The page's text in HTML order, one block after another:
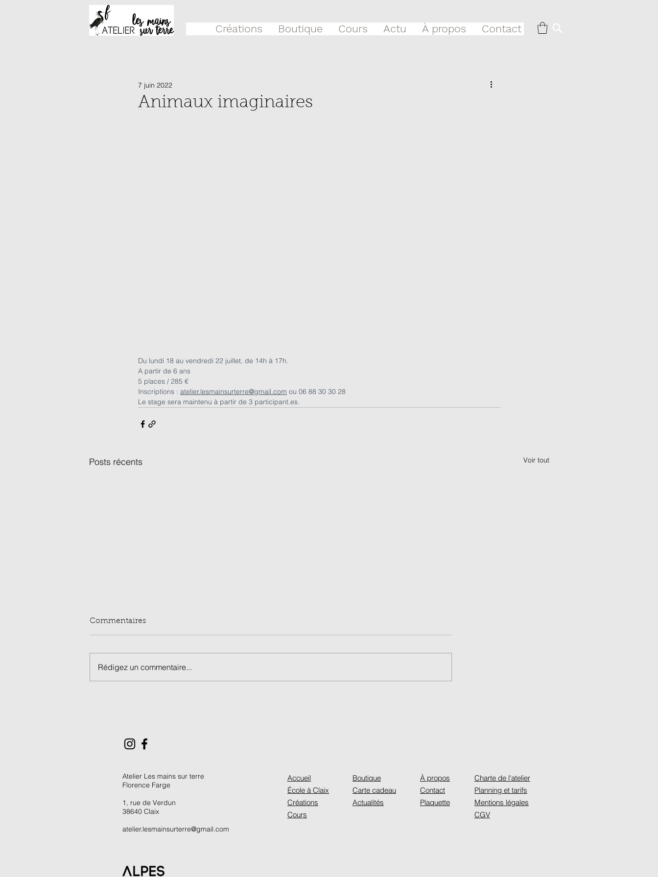
Créations Boutique Cours Actu À propos Contact
Animaux imaginaires
7 juin 2022
Du lundi 18 au vendredi 22 juillet, de 14h à 17h.
A partir de 6 ans
5 places / 285 €
Inscriptions : atelier.lesmainsurterre@gmail.com ou 06 88 30 30 28
Le stage sera maintenu à partir de 3 participant.es.
Posts récents Voir tout
Commentaires
Rédigez un commentaire...
Atelier Les mains sur terre
Florence Farge
1, rue de Verdun
38640 Claix
atelier.lesmainsurterre@gmail.com
Accueil
École à Claix
Créations
Cours
Boutique
Carte cadeau
Actualités
À propos
Contact
Plaquette
Charte de l'atelier
Planning et tarifs
Mentions légales
CGV